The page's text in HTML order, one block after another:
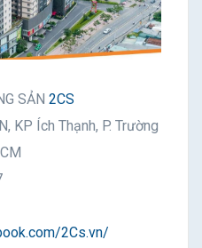
SẢN 2CS
KP Ích Thạnh, P. Trường
2Cs.vn/